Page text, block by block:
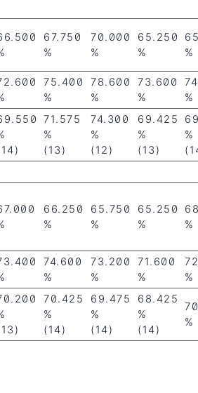
67.750
%
70.000
%
65.250
%
%
75.400
%
78.600
%
73.600
%
%
71.575
%
(13)
74.300
%
(12)
69.425
%
(13)
%
66.250
%
65.750
%
65.250
%
%
74.600
%
73.200
%
71.600
%
%
70.425
%
(14)
69.475
%
(14)
68.425
%
(14)
%